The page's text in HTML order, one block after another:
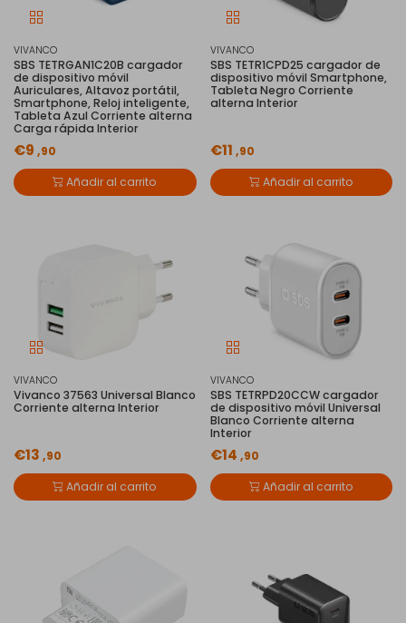
VIVANCO
SBS TETRGAN1C20B cargador
de dispositivo móvil
Auriculares, Altavoz portátil,
Smartphone, Reloj inteligente,
Tableta Azul Corriente alterna
Carga rápida Interior
€9 ,90
Añadir al carrito
VIVANCO
SBS TETR1CPD25 cargador de
dispositivo móvil Smartphone,
Tableta Negro Corriente
alterna Interior
€11 ,90
Añadir al carrito
VIVANCO
Vivanco 37563 Universal Blanco
Corriente alterna Interior
€13 ,90
Añadir al carrito
VIVANCO
SBS TETRPD20CCW cargador
de dispositivo móvil Universal
Blanco Corriente alterna
Interior
€14 ,90
Añadir al carrito